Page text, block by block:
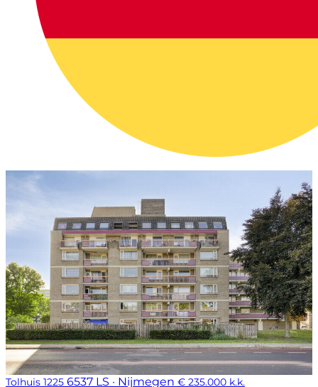
Tolhuis 1225 6537 LS · Nijmegen € 235.000 k.k.